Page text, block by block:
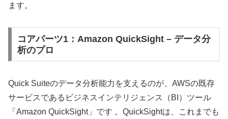
ます。
コアパーツ1：Amazon QuickSight – データ分
析のプロ
Quick Suiteのデータ分析能力を支えるのが、AWSの既存
サービスであるビジネスインテリジェンス（BI）ツール
「Amazon QuickSight」です 。QuickSightは、これまでも